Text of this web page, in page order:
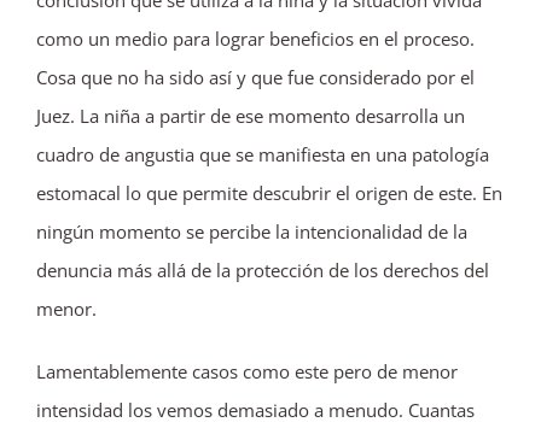
como un medio para lograr beneficios en el proceso.
Cosa que no ha sido así y que fue considerado por el
Juez. La niña a partir de ese momento desarrolla un
cuadro de angustia que se manifiesta en una patología
estomacal lo que permite descubrir el origen de este. En
ningún momento se percibe la intencionalidad de la
denuncia más allá de la protección de los derechos del
menor.
Lamentablemente casos como este pero de menor
intensidad los vemos demasiado a menudo. Cuantas